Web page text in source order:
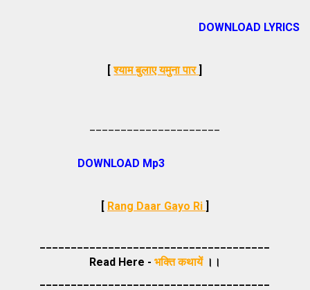
DOWNLOAD LYRICS
[श्याम बुलाए यमुना पार ]
DOWNLOAD Mp3
[ Rang Daar Gayo Ri ]
Read Here - भक्ति कथायें।।